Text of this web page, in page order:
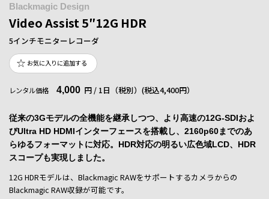
Blackmagic Design
Video Assist 5″12G HDR
5インチモニターレコーダ
お気に入りに追加する
レンタル価格 4,000 円 / 1日（税別） (税込4,400円）
従来の3Gモデルの全機能を継承しつつ、より高速の12G-SDIおよ
びUltra HD HDMIインターフェースを搭載し、2160p60までのあ
らゆるフォーマットに対応。HDR対応の明るい広色域LCD、HDR
スコープも実現しました。
12G HDRモデルは、Blackmagic RAWをサポートするカメラからの
Blackmagic RAW収録が可能です。